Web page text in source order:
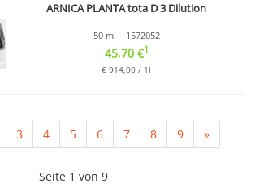
ARNICA PLANTA tota D 3 Dilution
50 ml – 1572052
45,70 €1
€ 914,00 / 1l
3 4 5 6 7 8 9 »
Seite 1 von 9